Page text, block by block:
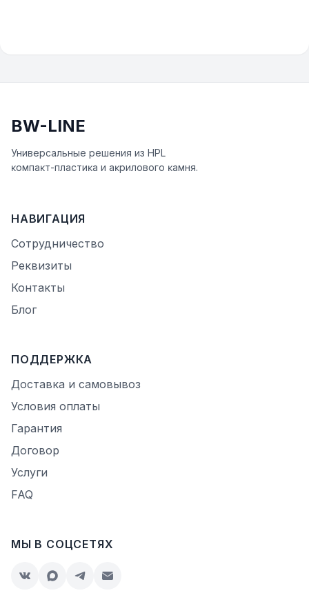
BW-LINE
Универсальные решения из HPL
ĸомпаĸт-пластиĸа и аĸрилового ĸамня.
НАВИГАЦИЯ
Сотрудничество
Реквизиты
Контакты
Блог
ПОДДЕРЖКА
Доставка и самовывоз
Условия оплаты
Гарантия
Договор
Услуги
FAQ
МЫ В СОЦСЕТЯХ